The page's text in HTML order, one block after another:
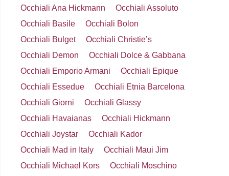
Occhiali Ana Hickmann
Occhiali Assoluto
Occhiali Basile
Occhiali Bolon
Occhiali Bulget
Occhiali Christie’s
Occhiali Demon
Occhiali Dolce & Gabbana
Occhiali Emporio Armani
Occhiali Epique
Occhiali Essedue
Occhiali Etnia Barcelona
Occhiali Giorni
Occhiali Glassy
Occhiali Havaianas
Occhiali Hickmann
Occhiali Joystar
Occhiali Kador
Occhiali Mad in Italy
Occhiali Maui Jim
Occhiali Michael Kors
Occhiali Moschino